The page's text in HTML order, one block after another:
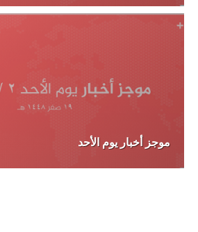
موجز أخبار يوم الأحد